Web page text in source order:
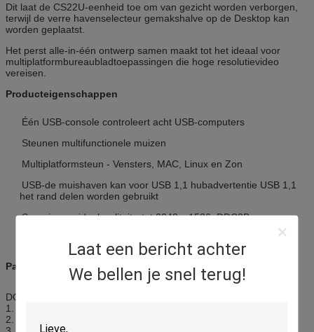
Laat een bericht achter
We bellen je snel terug!
Dit laat de CS22U-eenheid toe om van gezicht worden verborgen,
terwijl de verre havenselecteur gemakshalve op de Desktop kan
worden geplaatst.
Het perst alle-in-één ontwerp samen maakt tot het ideaal voor
multiplatformbureaubladtoepassingen die hoge resolutievideo
vereisen.
Producteigenschappen
Één USB-console controleert acht USB-computers
Steunen multifunctionele muizen
Multiplatformsteun - Vensters, MAC, Linux en Zon
USB-de muishaven kan voor USB 1,1 hubadvertentie USB 1,1
het rand delen worden gebruikt
Superieure videokwaliteit - tot 2048 x 1536; DDC2B
Pakket:
DOCUMENT KARTON
1.
2.